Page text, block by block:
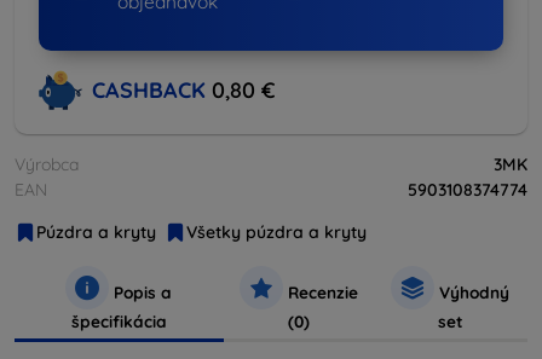
CASHBACK 0,80 €
Výrobca
3MK
EAN
5903108374774
Púzdra a kryty
Všetky púzdra a kryty
Popis a
špecifikácia
Recenzie
(0)
Výhodný
set